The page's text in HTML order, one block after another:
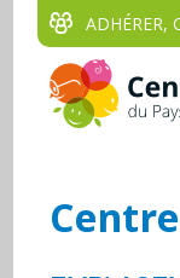
ADHÉRER,